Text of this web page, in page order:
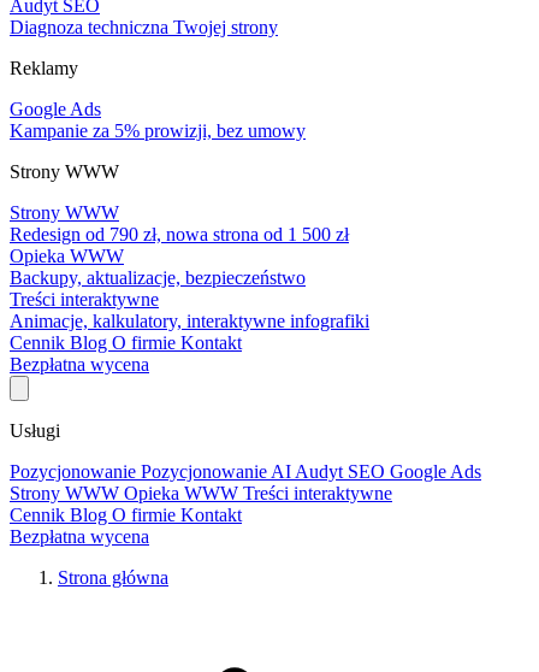
Audyt SEO
Diagnoza techniczna Twojej strony
Reklamy
Google Ads
Kampanie za 5% prowizji, bez umowy
Strony WWW
Strony WWW
Redesign od 790 zł, nowa strona od 1 500 zł
Opieka WWW
Backupy, aktualizacje, bezpieczeństwo
Treści interaktywne
Animacje, kalkulatory, interaktywne infografiki
Cennik Blog O firmie Kontakt
Bezpłatna wycena
Usługi
Pozycjonowanie Pozycjonowanie AI Audyt SEO Google Ads
Strony WWW Opieka WWW Treści interaktywne
Cennik Blog O firmie Kontakt
Bezpłatna wycena
Strona główna